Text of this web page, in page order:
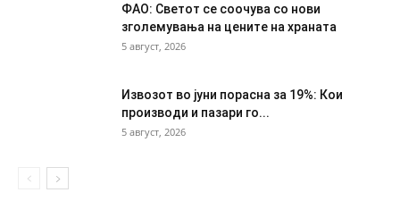
ФАО: Светот се соочува со нови
зголемувања на цените на храната
5 август, 2026
Извозот во јуни порасна за 19%: Кои
производи и пазари го...
5 август, 2026